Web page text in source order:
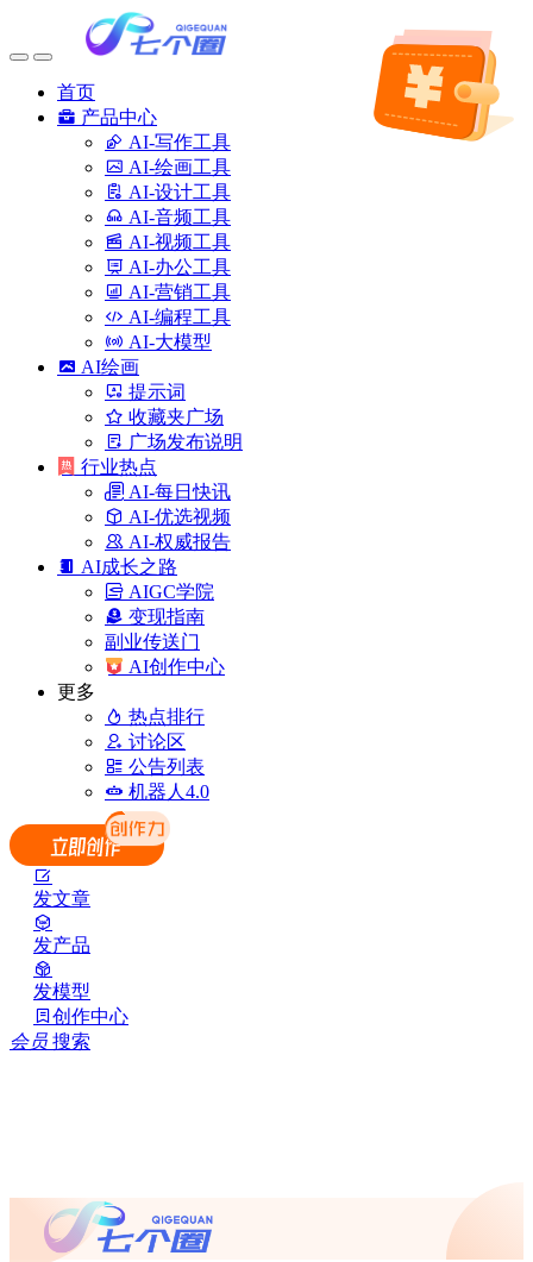
首页
产品中心
AI-写作工具
AI-绘画工具
AI-设计工具
AI-音频工具
AI-视频工具
AI-办公工具
AI-营销工具
AI-编程工具
AI-大模型
AI绘画
提示词
收藏夹广场
广场发布说明
行业热点
AI-每日快讯
AI-优选视频
AI-权威报告
AI成长之路
AIGC学院
变现指南
副业传送门
AI创作中心
更多
热点排行
讨论区
公告列表
机器人4.0
发文章
发产品
发模型
创作中心
会员 搜索